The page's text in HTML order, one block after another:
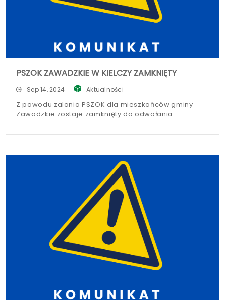
PSZOK ZAWADZKIE W KIELCZY ZAMKNIĘTY
Sep 14, 2024 Aktualności
Z powodu zalania PSZOK dla mieszkańców gminy
Zawadzkie zostaje zamknięty do odwołania